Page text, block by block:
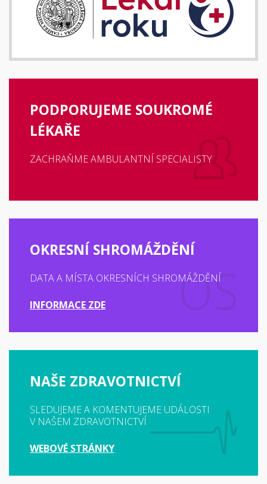
PODPORUJEME SOUKROMÉ
LÉKAŘE
ZACHRAŇME AMBULANTNÍ SPECIALISTY
OKRESNÍ SHROMÁŽDĚNÍ
DATA A MÍSTA OKRESNÍCH SHROMÁŽDĚNÍ
INFORMACE ZDE
NAŠE ZDRAVOTNICTVÍ
SLEDUJEME A KOMENTUJEME UDÁLOSTI
V NAŠEM ZDRAVOTNICTVÍ
WEBOVÉ STRÁNKY